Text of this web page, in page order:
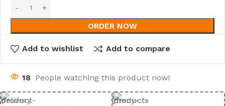
ORDER NOW
Add to wishlist Add to compare
18 People watching this product now!